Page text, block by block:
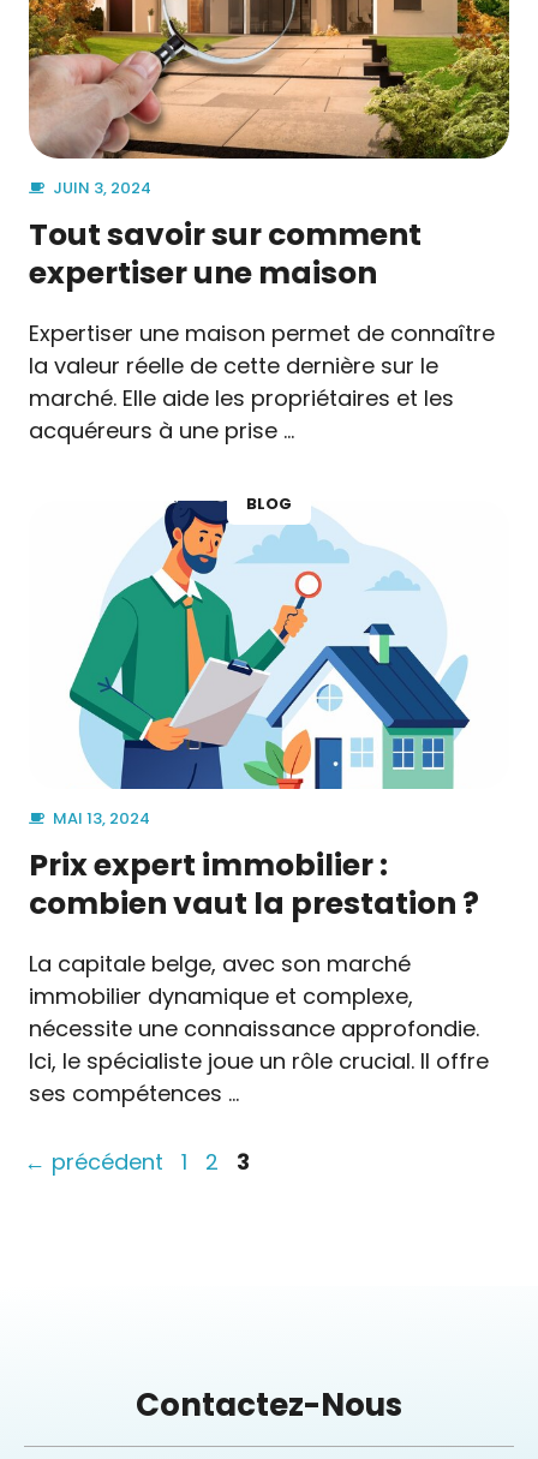
JUIN 3, 2024
Tout savoir sur comment
expertiser une maison
Expertiser une maison permet de connaître
la valeur réelle de cette dernière sur le
marché. Elle aide les propriétaires et les
acquéreurs à une prise …
BLOG
MAI 13, 2024
Prix expert immobilier :
combien vaut la prestation ?
La capitale belge, avec son marché
immobilier dynamique et complexe,
nécessite une connaissance approfondie.
Ici, le spécialiste joue un rôle crucial. Il offre
ses compétences …
← précédent Page
1 Page
2 Page
3
Contactez-Nous